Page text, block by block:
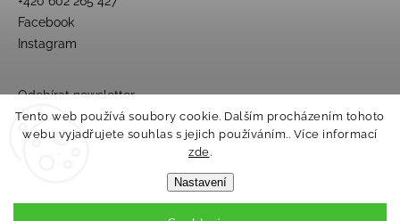
Tento web používá soubory cookie. Dalším procházením tohoto
webu vyjadřujete souhlas s jejich používáním.. Více informací
zde.
Nastavení
Facebook
Instagram
Odebírat newsletter